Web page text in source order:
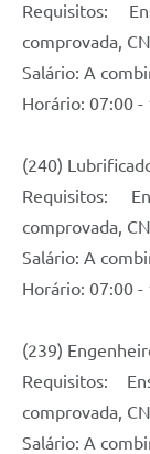
Requisitos:
comprovada,
Salário: A
Horário: 07:00 -
(240)
Requisitos:
comprovada,
Salário: A
Horário: 07:00 -
(239)
Requisitos:
comprovada,
Salário: A